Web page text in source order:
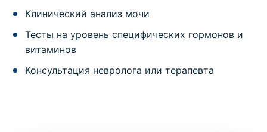
Клинический анализ мочи
Тесты на уровень специфических гормонов и
витаминов
Консультация невролога или терапевта